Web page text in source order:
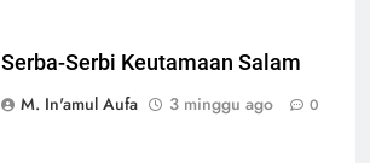
Serba-Serbi Keutamaan Salam
M. In'amul Aufa
3 minggu ago 0